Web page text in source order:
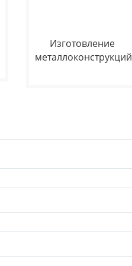
Изготовление
металлоконструкций